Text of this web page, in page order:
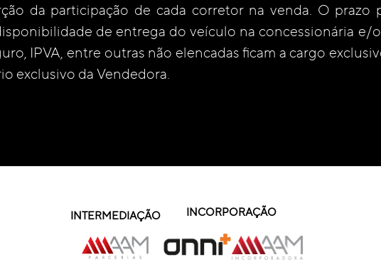
da participação de cada corretor na venda. O
de entrega do veículo na concessionária e/
IPVA, entre outras não elencadas ficam a cargo
exclusivo da Vendedora.
INTERMEDIAÇÃO INCORPORAÇÃO